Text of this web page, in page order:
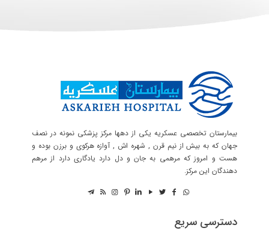
بیمارستان تخصصی عسکریه یکی از دهها مرکز پزشکی نمونه در نصف
جهان که به بیش از نیم قرن , شهره اش , آوازه هرکوی و برزن بوده و
هست و امروز که مرهمی به جان و دل دارد یادگاری دارد از مرهم
دهندگان این مرکز.
دسترسی سریع